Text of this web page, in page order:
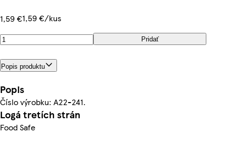
1,59 €1,59 €/kus
Pridať
Popis produktu
Popis
Číslo výrobku: A22-241.
Logá tretích strán
Food Safe